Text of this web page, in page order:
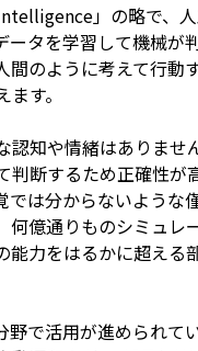
」の略で、
ータを学習して機械が
間のように考えて行動
す。
認知や情緒はありませ
判断するため正確性が
では分からないような
何億通りものシミュレ
能力をはるかに超える
野で活用が進められて